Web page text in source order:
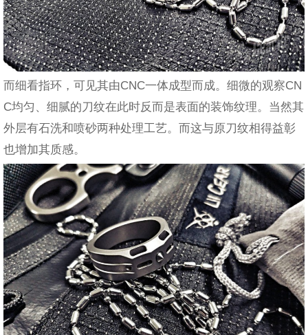
而细看指环，可见其由CNC一体成型而成。细微的观察CN
C均匀、细腻的刀纹在此时反而是表面的装饰纹理。当然其
外层有石洗和喷砂两种处理工艺。而这与原刀纹相得益彰
也增加其质感。